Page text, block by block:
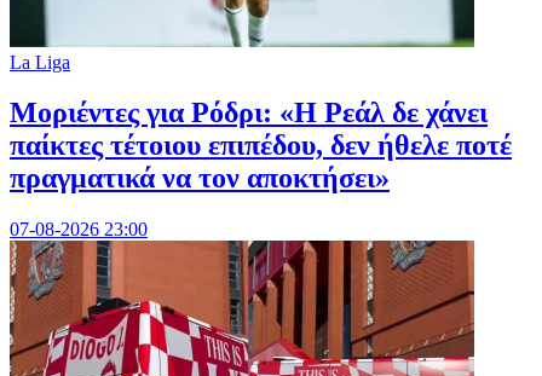
La Liga
Μοριέντες για Ρόδρι: «Η Ρεάλ δε χάνει
παίκτες τέτοιου επιπέδου, δεν ήθελε ποτέ
πραγματικά να τον αποκτήσει»
07-08-2026 23:00